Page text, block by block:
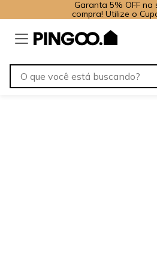
Garanta 5% OFF na
compra! Utilize o